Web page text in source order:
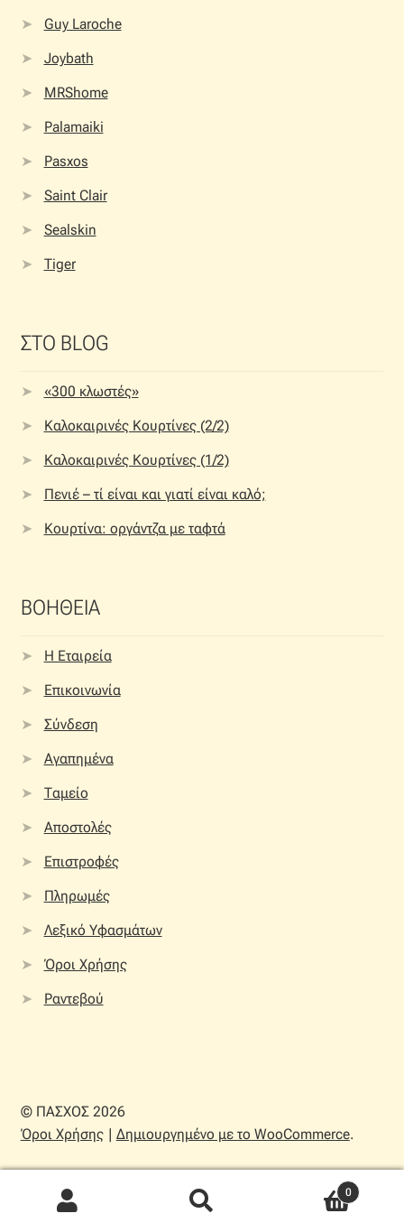
Guy Laroche
Joybath
MRShome
Palamaiki
Pasxos
Saint Clair
Sealskin
Tiger
ΣΤΟ BLOG
«300 κλωστές»
Καλοκαιρινές Κουρτίνες (2/2)
Καλοκαιρινές Κουρτίνες (1/2)
Πενιέ – τί είναι και γιατί είναι καλό;
Κουρτίνα: οργάντζα με ταφτά
ΒΟΗΘΕΙΑ
Η Εταιρεία
Επικοινωνία
Σύνδεση
Αγαπημένα
Ταμείο
Αποστολές
Επιστροφές
Πληρωμές
Λεξικό Υφασμάτων
Όροι Χρήσης
Ραντεβού
© ΠΑΣΧΟΣ 2026
Όροι Χρήσης
Δημιουργημένο με το WooCommerce.
0